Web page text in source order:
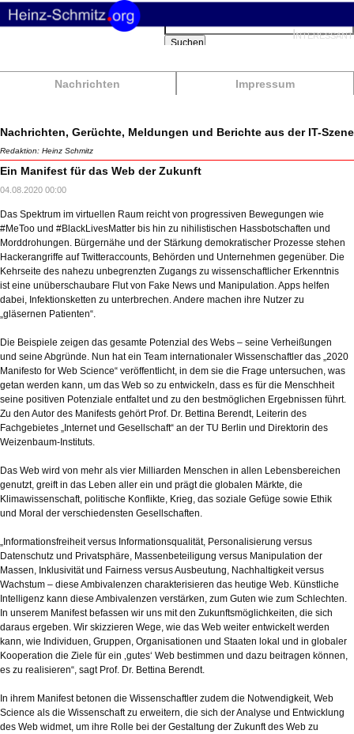
Nachrichten Impressum
Suchbegriffe
Suchen
Nachrichten, Gerüchte, Meldungen und Berichte aus der IT-Szene
Redaktion: Heinz Schmitz
Ein Manifest für das Web der Zukunft
04.08.2020 00:00
Das Spektrum im virtuellen Raum reicht von progressiven Bewegungen wie
#MeToo und #BlackLivesMatter bis hin zu nihilistischen Hassbotschaften und
Morddrohungen. Bürgernähe und der Stärkung demokratischer Prozesse stehen
Hackerangriffe auf Twitteraccounts, Behörden und Unternehmen gegenüber. Die
Kehrseite des nahezu unbegrenzten Zugangs zu wissenschaftlicher Erkenntnis
ist eine unüberschaubare Flut von Fake News und Manipulation. Apps helfen
dabei, Infektionsketten zu unterbrechen. Andere machen ihre Nutzer zu
„gläsernen Patienten“.
Die Beispiele zeigen das gesamte Potenzial des Webs – seine Verheißungen
und seine Abgründe. Nun hat ein Team internationaler Wissenschaftler das „2020
Manifesto for Web Science“ veröffentlicht, in dem sie die Frage untersuchen, was
getan werden kann, um das Web so zu entwickeln, dass es für die Menschheit
seine positiven Potenziale entfaltet und zu den bestmöglichen Ergebnissen führt.
Zu den Autor des Manifests gehört Prof. Dr. Bettina Berendt, Leiterin des
Fachgebietes „Internet und Gesellschaft“ an der TU Berlin und Direktorin des
Weizenbaum-Instituts.
Das Web wird von mehr als vier Milliarden Menschen in allen Lebensbereichen
genutzt, greift in das Leben aller ein und prägt die globalen Märkte, die
Klimawissenschaft, politische Konflikte, Krieg, das soziale Gefüge sowie Ethik
und Moral der verschiedensten Gesellschaften.
„Informationsfreiheit versus Informationsqualität, Personalisierung versus
Datenschutz und Privatsphäre, Massenbeteiligung versus Manipulation der
Massen, Inklusivität und Fairness versus Ausbeutung, Nachhaltigkeit versus
Wachstum – diese Ambivalenzen charakterisieren das heutige Web. Künstliche
Intelligenz kann diese Ambivalenzen verstärken, zum Guten wie zum Schlechten.
In unserem Manifest befassen wir uns mit den Zukunftsmöglichkeiten, die sich
daraus ergeben. Wir skizzieren Wege, wie das Web weiter entwickelt werden
kann, wie Individuen, Gruppen, Organisationen und Staaten lokal und in globaler
Kooperation die Ziele für ein ‚gutes‘ Web bestimmen und dazu beitragen können,
es zu realisieren“, sagt Prof. Dr. Bettina Berendt.
In ihrem Manifest betonen die Wissenschaftler zudem die Notwendigkeit, Web
Science als die Wissenschaft zu erweitern, die sich der Analyse und Entwicklung
des Web widmet, um ihre Rolle bei der Gestaltung der Zukunft des Web zu